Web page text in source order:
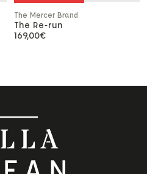
The Mercer Brand
The Re-run
169,00€